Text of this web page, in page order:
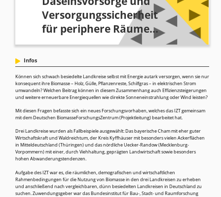
Versorgungssicherheit
für periphere Räume...
Können sich schwach besiedelte Landkreise selbst mit Energie autark versorgen, wenn sie nur
konsequent ihre Biomasse – Holz, Gülle, Pflanzenreste, Schilfgras – in elektrischen Strom
umwandeln? Welchen Beitrag können in diesem Zusammenhang auch Effizienzsteigerungen
und weitere erneuerbare Energiequellen wie direkte Sonneneinstrahlung oder Wind leisten?
Mit diesen Fragen befasste sich ein neues Forschungsvorhaben, welches das IZT gemeinsam
mit dem Deutschen BiomasseForschungsZentrum (Projektleitung) bearbeitet hat.
Drei Landkreise wurden als Fallbeispiele ausgewählt: Das bayerische Cham mit eher guter
Wirtschaftskraft und Waldreichtum, der Kreis Kyffhäuser mit besonders vielen Ackerflächen
in Mitteldeutschland (Thüringen) und das nördliche Uecker-Randow (Mecklenburg-
Vorpommern) mit einer, durch Viehhaltung, geprägten Landwirtschaft sowie besonders
hohen Abwanderungstendenzen.
Aufgabe des IZT war es, die räumlichen, demografischen und wirtschaftlichen
Rahmenbedingungen für die Nutzung von Biomasse in den drei Landkreisen zu erheben
und anschließend nach vergleichbaren, dünn besiedelten Landkreisen in Deutschland zu
suchen. Zuwendungsgeber war das Bundesinstitut für Bau-, Stadt- und Raumforschung
Infos